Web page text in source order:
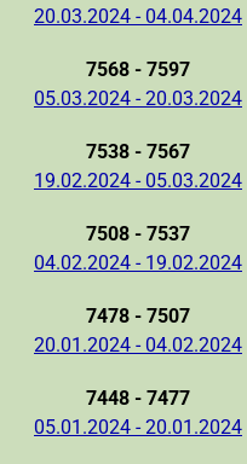
20.03.2024 - 04.04.2024
7568 - 7597
05.03.2024 - 20.03.2024
7538 - 7567
19.02.2024 - 05.03.2024
7508 - 7537
04.02.2024 - 19.02.2024
7478 - 7507
20.01.2024 - 04.02.2024
7448 - 7477
05.01.2024 - 20.01.2024